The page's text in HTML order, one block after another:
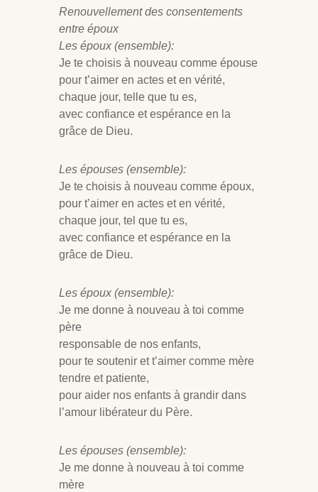
Renouvellement des consentements
entre époux
Les époux (ensemble):
Je te choisis à nouveau comme épouse
pour t’aimer en actes et en vérité,
chaque jour, telle que tu es,
avec confiance et espérance en la
grâce de Dieu.
Les épouses (ensemble):
Je te choisis à nouveau comme époux,
pour t’aimer en actes et en vérité,
chaque jour, tel que tu es,
avec confiance et espérance en la
grâce de Dieu.
Les époux (ensemble):
Je me donne à nouveau à toi comme
père
responsable de nos enfants,
pour te soutenir et t’aimer comme mère
tendre et patiente,
pour aider nos enfants à grandir dans
l’amour libérateur du Père.
Les épouses (ensemble):
Je me donne à nouveau à toi comme
mère